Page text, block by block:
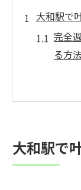
大和駅で
完全
る方法
調
完全
と安定
大和駅で